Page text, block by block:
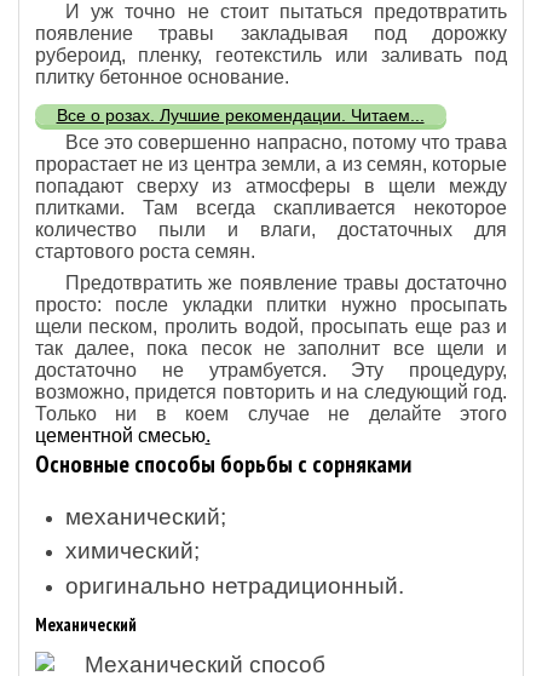
И уж точно не стоит пытаться предотвратить
появление травы закладывая под дорожку
рубероид, пленку, геотекстиль или заливать под
плитку бетонное основание.
Все о розах. Лучшие рекомендации. Читаем...
Все это совершенно напрасно, потому что трава
прорастает не из центра земли, а из семян, которые
попадают сверху из атмосферы в щели между
плитками. Там всегда скапливается некоторое
количество пыли и влаги, достаточных для
стартового роста семян.
Предотвратить же появление травы достаточно
просто: после укладки плитки нужно просыпать
щели песком, пролить водой, просыпать еще раз и
так далее, пока песок не заполнит все щели и
достаточно не утрамбуется. Эту процедуру,
возможно, придется повторить и на следующий год.
Только ни в коем случае не делайте этого
цементной смесью.
Основные способы борьбы с сорняками
механический;
химический;
оригинально нетрадиционный.
Механический